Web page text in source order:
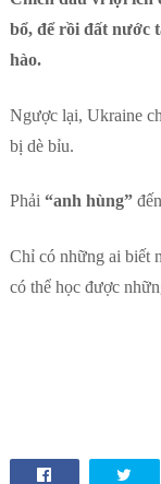
bổ, để rồi đất nước
hào.
Ngược lại, Ukraine
bị dè bỉu.
Phải “anh hùng”
Chỉ có những ai biết
có thể học được